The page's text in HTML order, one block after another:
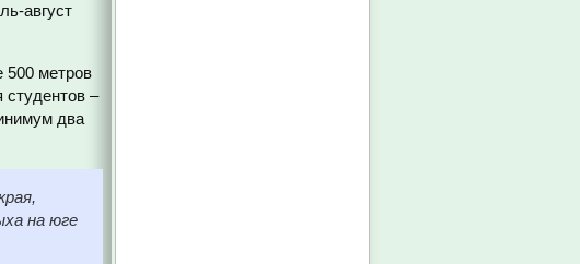
август
500 метров
студентов –
два
на юге